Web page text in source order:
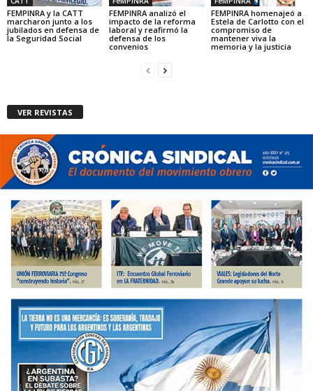
FEMPINRA y la CATT
marcharon junto a los
jubilados en defensa de
la Seguridad Social
FEMPINRA analizó el
impacto de la reforma
laboral y reafirmó la
defensa de los
convenios
FEMPINRA homenajeó a
Estela de Carlotto con el
compromiso de
mantener viva la
memoria y la justicia
VER REVISTAS